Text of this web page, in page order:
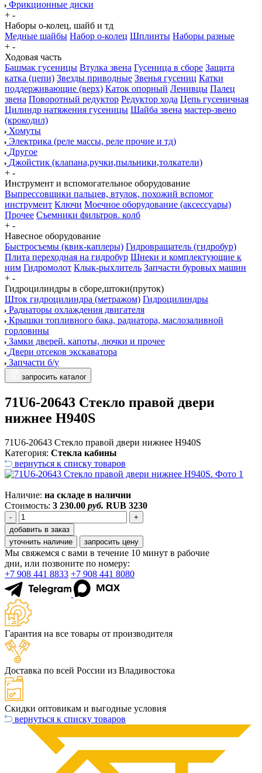
Фрикционные диски
+ -
Наборы о-колец, шайб и тд
Медные шайбы Набор о-колец Шплинты Наборы разные
+ -
Ходовая часть
Башмак гусеницы Втулка звена Гусеница в сборе Защита
катка (цепи) Звезды приводные Звенья гусениц Катки
поддерживающие (верх) Каток опорный Ленивцы Палец
звена Поворотный редуктор Редуктор хода Цепь гусеничная
Цилиндр натяжения гусеницы Шайба звена мастер-звено
(крокодил)
Хомуты
Электрика (реле массы, реле прочие и тд)
Другое
Джойстик (клапана,ручки,пыльники,толкатели)
+ -
Инструмент и вспомогательное оборудование
Выпрессовщики пальцев, втулок, похожий вспомог
инструмент Ключи Моечное оборудование (аксессуары)
Прочее Съемники фильтров. колб
+ -
Навесное оборудование
Быстросъемы (квик-каплеры) Гидровращатель (гидробур)
Плита переходная на гидробур Шнеки и комплектующие к
ним Гидромолот Клык-рыхлитель Запчасти буровых машин
+ -
Гидроцилиндры в сборе,штоки(пруток)
Шток гидроцилиндра (метражом) Гидроцилиндры
Радиаторы охлаждения двигателя
Крышки топливного бака, радиатора, маслозаливной
горловины
Замки дверей. капоты, лючки и прочее
Двери отсеков экскаватора
Запчасти б/у
запросить каталог
71U6-20643 Стекло правой двери
нижнее H940S
71U6-20643 Стекло правой двери нижнее H940S
Категория: Стекла кабины
вернуться к списку товаров
Наличие: на складе в наличии
Стоимость: 3 230.00 руб. RUB 3230
-
+
добавить в заказ
уточнить наличие
запросить цену
Мы свяжемся с вами в течение 10 минут в рабочие
дни, или позвоните по номеру:
+7 908 441 8833 +7 908 441 8080
Гарантия на все товары от производителя
Доставка по всей России из Владивостока
Скидки оптовикам и выгодные условия
вернуться к списку товаров